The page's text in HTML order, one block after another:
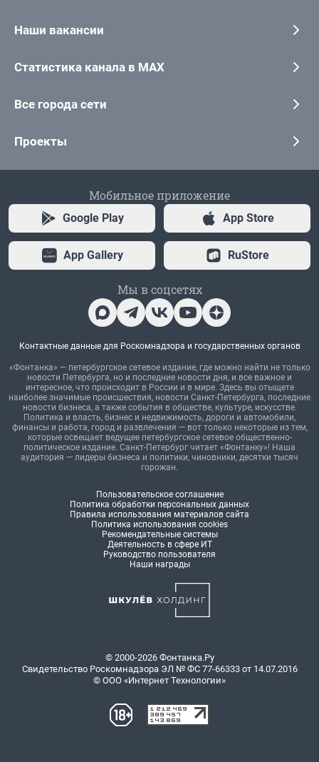
Наши вакансии
Статистика канала в MAX
Все города сети
Проекты
Мобильное приложение
Google Play App Store
App Gallery RuStore
Мы в соцсетях
Контактные данные для Роскомнадзора и государственных органов
«Фонтанка» — петербургское сетевое издание, где можно найти не только
новости Петербурга, но и последние новости дня, и все важное и
интересное, что происходит в России и в мире. Здесь вы отыщете
наиболее значимые происшествия, новости Санкт-Петербурга, последние
новости бизнеса, а также события в обществе, культуре, искусстве.
Политика и власть, бизнес и недвижимость, дороги и автомобили,
финансы и работа, город и развлечения — вот только некоторые из тем,
которые освещает ведущее петербургское сетевое общественно-
политическое издание. Санкт-Петербург читает «Фонтанку»! Наша
аудитория — лидеры бизнеса и политики, чиновники, десятки тысяч
горожан.
Пользовательское соглашение
Политика обработки персональных данных
Правила использования материалов сайта
Политика использования cookies
Рекомендательные системы
Деятельность в сфере ИТ
Руководство пользователя
Наши награды
© 2000-2026 Фонтанка.Ру
Свидетельство Роскомнадзора ЭЛ № ФС 77-66333 от 14.07.2016
© ООО «Интернет Технологии»